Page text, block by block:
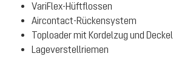
VariFlex-Hüftflossen
Aircontact-Rückensystem
Toploader mit Kordelzug und Deckel
Lageverstellriemen